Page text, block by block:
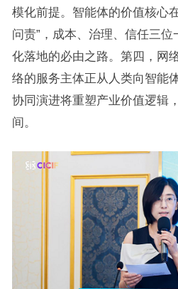
模化前提。智能体的价值核心
问责”，成本、治理、信任三
化落地的必由之路。第四，网
络的服务主体正从人类向智能
协同演进将重塑产业价值逻辑
间。